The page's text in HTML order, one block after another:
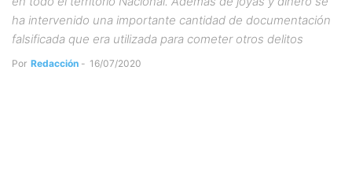
ha intervenido una importante cantidad de documentación
falsificada que era utilizada para cometer otros delitos
Por Redacción - 16/07/2020